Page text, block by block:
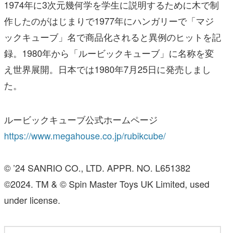
1974年に3次元幾何学を学生に説明するために木で制
作したのがはじまりで1977年にハンガリーで「マジ
ックキューブ」名で商品化されると異例のヒットを記
録。1980年から「ルービックキューブ」に名称を変
え世界展開。日本では1980年7月25日に発売しまし
た。
ルービックキューブ公式ホームページ
https://www.megahouse.co.jp/rubikcube/
© ’24 SANRIO CO., LTD. APPR. NO. L651382
©2024. TM & © Spin Master Toys UK Limited, used
under license.